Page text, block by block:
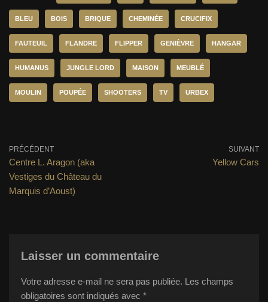
BLEU BOIS BRIQUE CHEMINÉE CRUCIFIX
FAUTEUIL FLANDRE FLIPPER GENIÈVRE HANGAR
HUMANUS JUNGLE LORD MAISON MEUBLÉ
MOULIN POUPÉE SHOOTERS TV URBEX
PRÉCÉDENT
Centre L. Aragon (aka
Vestiges du Château du
Marquis d’Aoust)
SUIVANT
Yellow Cars
Laisser un commentaire
Votre adresse e-mail ne sera pas publiée. Les champs
obligatoires sont indiqués avec *